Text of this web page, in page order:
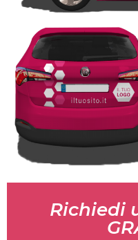
Richiedi